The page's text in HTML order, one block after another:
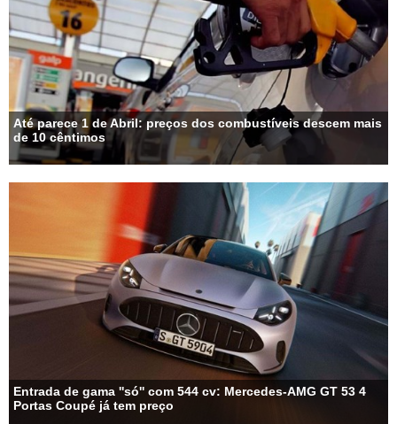
Até parece 1 de Abril: preços dos combustíveis descem mais
de 10 cêntimos
Entrada de gama ''só'' com 544 cv: Mercedes-AMG GT 53 4
Portas Coupé já tem preço